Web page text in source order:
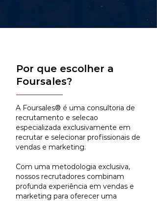
Por que escolher a
Foursales?
A Foursales® é uma consultoria de
recrutamento e selecao
especializada exclusivamente em
recrutar e selecionar profissionais de
vendas e marketing.
Com uma metodologia exclusiva,
nossos recrutadores combinam
profunda experiência em vendas e
marketing para oferecer uma